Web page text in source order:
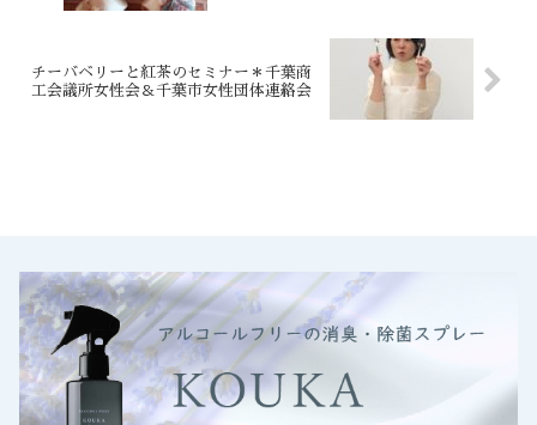
チーバベリーと紅茶のセミナー＊千葉商
工会議所女性会＆千葉市女性団体連絡会